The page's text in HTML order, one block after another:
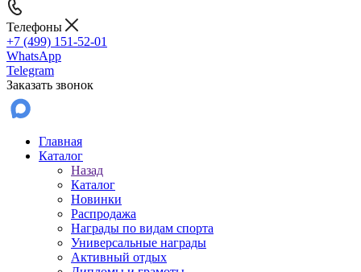
Телефоны
+7 (499) 151-52-01
WhatsApp
Telegram
Заказать звонок
Главная
Каталог
Назад
Каталог
Новинки
Распродажа
Награды по видам спорта
Универсальные награды
Активный отдых